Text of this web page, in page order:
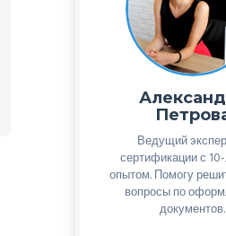
Ведущий
сертификации с
опытом. Помогу
вопросы по
документов.